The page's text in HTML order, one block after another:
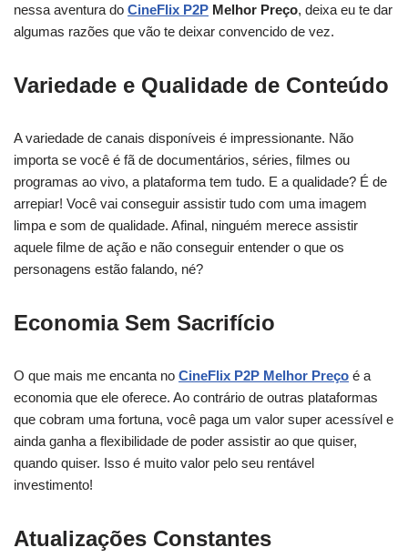
nessa aventura do CineFlix P2P Melhor Preço, deixa eu te dar
algumas razões que vão te deixar convencido de vez.
Variedade e Qualidade de Conteúdo
A variedade de canais disponíveis é impressionante. Não
importa se você é fã de documentários, séries, filmes ou
programas ao vivo, a plataforma tem tudo. E a qualidade? É de
arrepiar! Você vai conseguir assistir tudo com uma imagem
limpa e som de qualidade. Afinal, ninguém merece assistir
aquele filme de ação e não conseguir entender o que os
personagens estão falando, né?
Economia Sem Sacrifício
O que mais me encanta no CineFlix P2P Melhor Preço é a
economia que ele oferece. Ao contrário de outras plataformas
que cobram uma fortuna, você paga um valor super acessível e
ainda ganha a flexibilidade de poder assistir ao que quiser,
quando quiser. Isso é muito valor pelo seu rentável
investimento!
Atualizações Constantes